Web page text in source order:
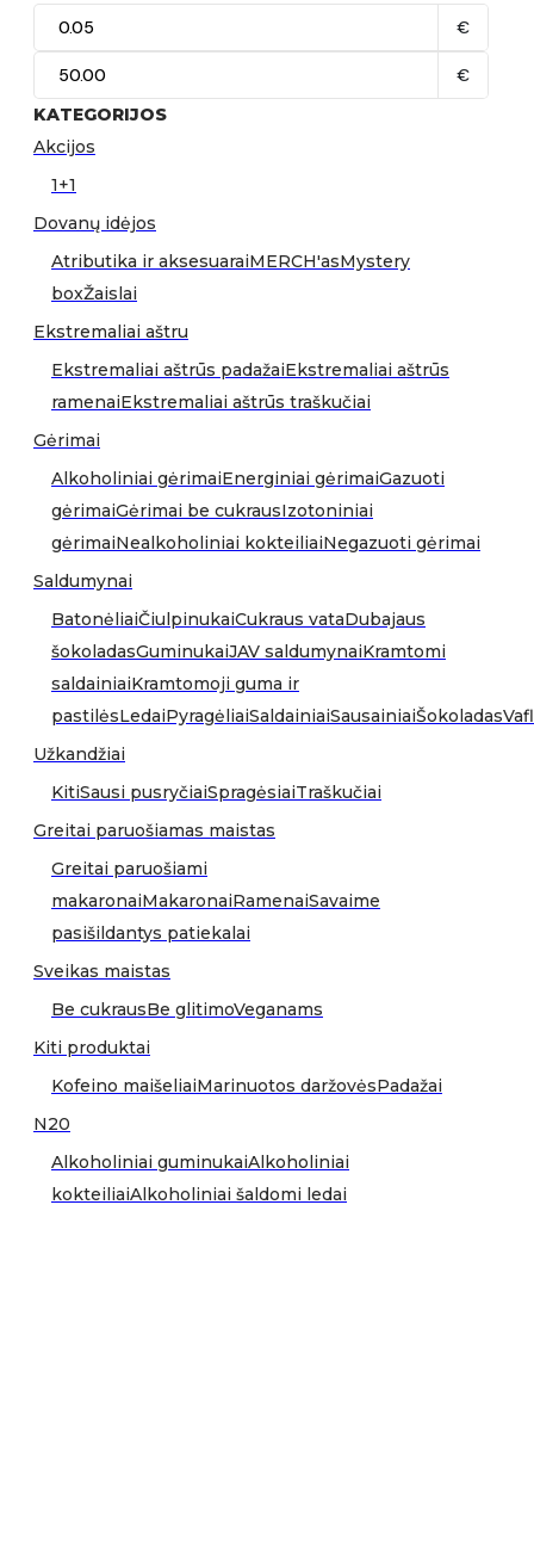
€
€
KATEGORIJOS
Akcijos
1+1
Dovanų idėjos
Atributika ir aksesuaraiMERCH'asMystery
boxŽaislai
Ekstremaliai aštru
Ekstremaliai aštrūs padažaiEkstremaliai aštrūs
ramenaiEkstremaliai aštrūs traškučiai
Gėrimai
Alkoholiniai gėrimaiEnerginiai gėrimaiGazuoti
gėrimaiGėrimai be cukrausIzotoniniai
gėrimaiNealkoholiniai kokteiliaiNegazuoti gėrimai
Saldumynai
BatonėliaiČiulpinukaiCukraus vataDubajaus
šokoladasGuminukaiJAV saldumynaiKramtomi
saldainiaiKramtomoji guma ir
pastilėsLedaiPyragėliaiSaldainiaiSausainiaiŠokoladas
Užkandžiai
KitiSausi pusryčiaiSpragėsiaiTraškučiai
Greitai paruošiamas maistas
Greitai paruošiami
makaronaiMakaronaiRamenaiSavaime
pasišildantys patiekalai
Sveikas maistas
Be cukrausBe glitimoVeganams
Kiti produktai
Kofeino maišeliaiMarinuotos daržovėsPadažai
N20
Alkoholiniai guminukaiAlkoholiniai
kokteiliaiAlkoholiniai šaldomi ledai